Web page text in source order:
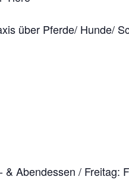
über Pferde/ Hunde/
Abendessen / Freitag: